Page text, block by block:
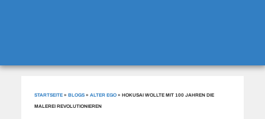
STARTSEITE »BLOGS »ALTER EGO »HOKUSAI WOLLTE MIT 100 JAHREN DIE
MALEREI REVOLUTIONIEREN